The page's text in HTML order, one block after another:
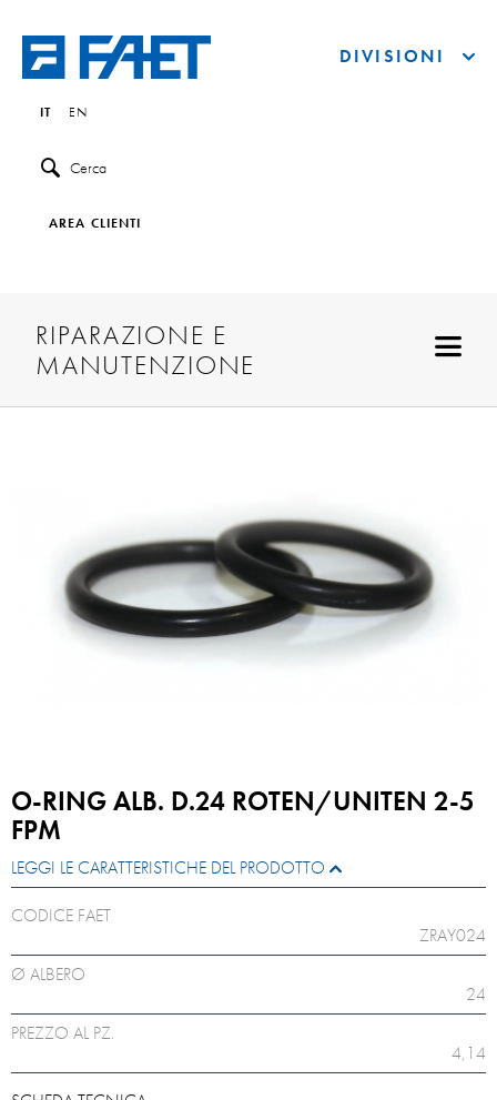
IT EN
Cerca
AREA CLIENTI
DIVISIONI
RIPARAZIONE E
MANUTENZIONE
O-RING ALB. D.24 ROTEN/UNITEN 2-5
FPM
LEGGI LE CARATTERISTICHE DEL PRODOTTO
CODICE FAET
ZRAY024
Ø ALBERO
24
PREZZO AL PZ.
4,14